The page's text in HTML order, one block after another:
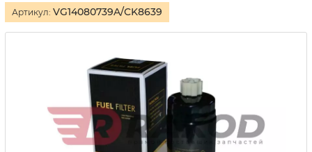
Артикул: VG14080739A/CK8639